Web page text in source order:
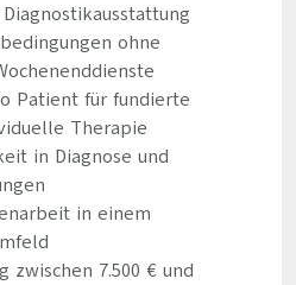
ohne
Patient für fundierte
Therapie
in Diagnose und
in einem
zwischen 7.500 € und